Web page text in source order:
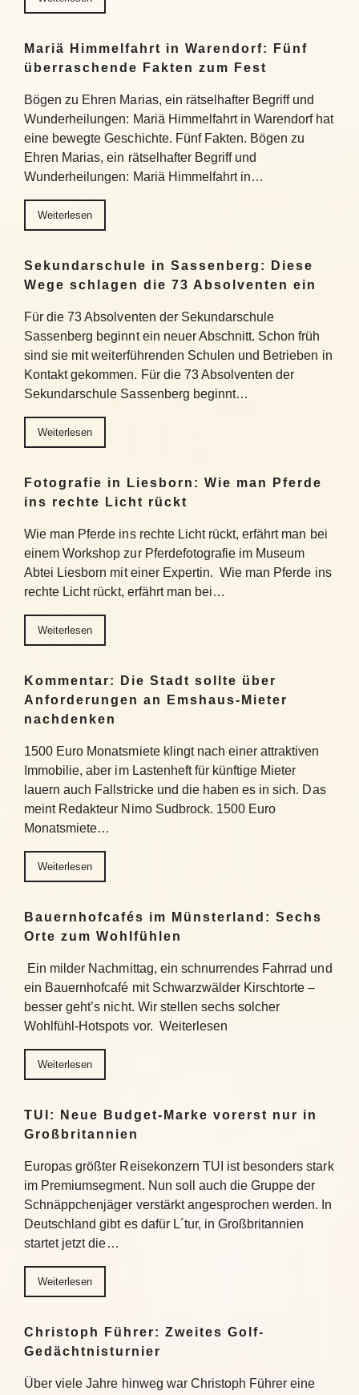
Mariä Himmelfahrt in Warendorf: Fünf
überraschende Fakten zum Fest
Bögen zu Ehren Marias, ein rätselhafter Begriff und
Wunderheilungen: Mariä Himmelfahrt in Warendorf hat
eine bewegte Geschichte. Fünf Fakten. Bögen zu
Ehren Marias, ein rätselhafter Begriff und
Wunderheilungen: Mariä Himmelfahrt in…
Weiterlesen
Sekundarschule in Sassenberg: Diese
Wege schlagen die 73 Absolventen ein
Für die 73 Absolventen der Sekundarschule
Sassenberg beginnt ein neuer Abschnitt. Schon früh
sind sie mit weiterführenden Schulen und Betrieben in
Kontakt gekommen. Für die 73 Absolventen der
Sekundarschule Sassenberg beginnt…
Weiterlesen
Fotografie in Liesborn: Wie man Pferde
ins rechte Licht rückt
Wie man Pferde ins rechte Licht rückt, erfährt man bei
einem Workshop zur Pferdefotografie im Museum
Abtei Liesborn mit einer Expertin. Wie man Pferde ins
rechte Licht rückt, erfährt man bei…
Weiterlesen
Kommentar: Die Stadt sollte über
Anforderungen an Emshaus-Mieter
nachdenken
1500 Euro Monatsmiete klingt nach einer attraktiven
Immobilie, aber im Lastenheft für künftige Mieter
lauern auch Fallstricke und die haben es in sich. Das
meint Redakteur Nimo Sudbrock. 1500 Euro
Monatsmiete…
Weiterlesen
Bauernhofcafés im Münsterland: Sechs
Orte zum Wohlfühlen
Ein milder Nachmittag, ein schnurrendes Fahrrad und
ein Bauernhofcafé mit Schwarzwälder Kirschtorte –
besser geht’s nicht. Wir stellen sechs solcher
Wohlfühl-Hotspots vor. Weiterlesen
Weiterlesen
TUI: Neue Budget-Marke vorerst nur in
Großbritannien
Europas größter Reisekonzern TUI ist besonders stark
im Premiumsegment. Nun soll auch die Gruppe der
Schnäppchenjäger verstärkt angesprochen werden. In
Deutschland gibt es dafür L´tur, in Großbritannien
startet jetzt die…
Weiterlesen
Christoph Führer: Zweites Golf-
Gedächtnisturnier
Über viele Jahre hinweg war Christoph Führer eine